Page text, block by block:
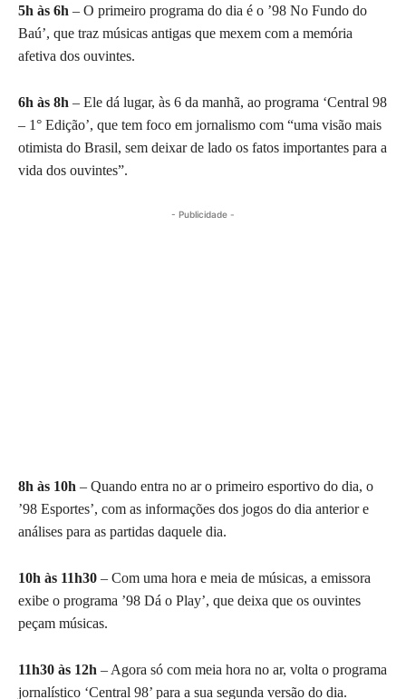
5h às 6h – O primeiro programa do dia é o ’98 No Fundo do
Baú’, que traz músicas antigas que mexem com a memória
afetiva dos ouvintes.
6h às 8h – Ele dá lugar, às 6 da manhã, ao programa ‘Central 98
– 1° Edição’, que tem foco em jornalismo com “uma visão mais
otimista do Brasil, sem deixar de lado os fatos importantes para a
vida dos ouvintes”.
- Publicidade -
8h às 10h – Quando entra no ar o primeiro esportivo do dia, o
’98 Esportes’, com as informações dos jogos do dia anterior e
análises para as partidas daquele dia.
10h às 11h30 – Com uma hora e meia de músicas, a emissora
exibe o programa ’98 Dá o Play’, que deixa que os ouvintes
peçam músicas.
11h30 às 12h – Agora só com meia hora no ar, volta o programa
jornalístico ‘Central 98’ para a sua segunda versão do dia.